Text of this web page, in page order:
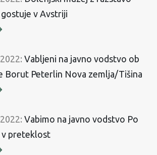
v Avstriji
Vabljeni na javno vodstvo ob
Borut Peterlin Nova zemlja/Tišina
Vabimo na javno vodstvo Po
v preteklost